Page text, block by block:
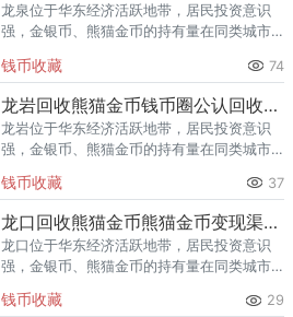
龙泉位于华东经济活跃地带，居民投资意识
强，金银币、熊猫金币的持有量在同类城市
熊猫金币的需求就明显升温，但鱼龙混杂的
回收渠道里，能精准识别版别溢
钱币收藏 74
龙岩回收熊猫金币钱币圈公认回收渠道排行
龙岩位于华东经济活跃地带，居民投资意识
强，金银币、熊猫金币的持有量在同类城市
熊猫金币的需求就明显升温，但鱼龙混杂的
回收渠道里，能精准识别版别溢
钱币收藏 37
龙口回收熊猫金币熊猫金币变现渠道指南
龙口位于华东经济活跃地带，居民投资意识
强，金银币、熊猫金币的持有量在同类城市
熊猫金币的需求就明显升温，但鱼龙混杂的
钱币收藏 29